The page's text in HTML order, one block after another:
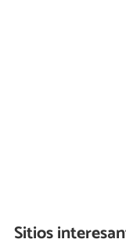
Sitios